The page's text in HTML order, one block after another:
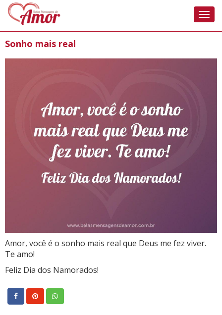
Sonho mais real
Amor, você é o sonho mais real que Deus me fez viver.
Te amo!
Feliz Dia dos Namorados!